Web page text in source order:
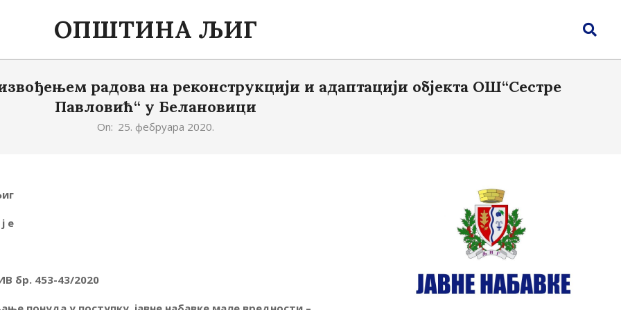
ОПШТИНА ЉИГ Search
радова на реконструкцији и адаптацији објекта ОШ“Сестре
Павловић“ у Белановици
On: 25. фебруара 2020.
е
бр. 453-43/2020